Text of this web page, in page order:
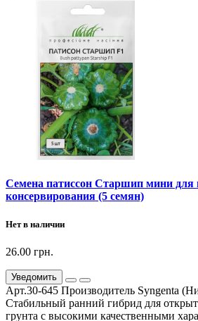
Семена патиссон Старшип мини для
консервирования (5 семян)
Нет в наличии
26.00 грн.
Уведомить
Арт.30-645 Производитель Syngenta
Стабильный ранний гибрид для
грунта с высокими качественными